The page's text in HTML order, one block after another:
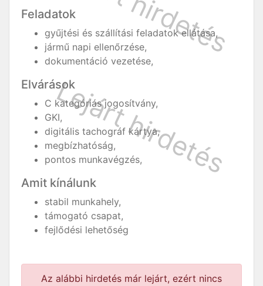
Feladatok
gyűjtési és szállítási feladatok ellátása,
jármű napi ellenőrzése,
dokumentáció vezetése,
Elvárások
C kategóriás jogosítvány,
GKI,
digitális tachográf kártya,
megbízhatóság,
pontos munkavégzés,
Amit kínálunk
stabil munkahely,
támogató csapat,
fejlődési lehetőség
Az alábbi hirdetés már lejárt, ezért nincs